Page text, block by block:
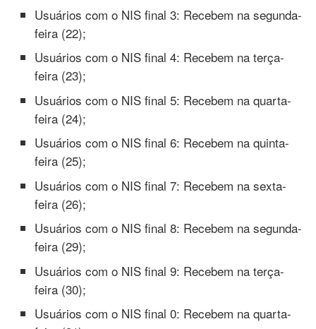
Usuários com o NIS final 3: Recebem na segunda-
feira (22);
Usuários com o NIS final 4: Recebem na terça-
feira (23);
Usuários com o NIS final 5: Recebem na quarta-
feira (24);
Usuários com o NIS final 6: Recebem na quinta-
feira (25);
Usuários com o NIS final 7: Recebem na sexta-
feira (26);
Usuários com o NIS final 8: Recebem na segunda-
feira (29);
Usuários com o NIS final 9: Recebem na terça-
feira (30);
Usuários com o NIS final 0: Recebem na quarta-